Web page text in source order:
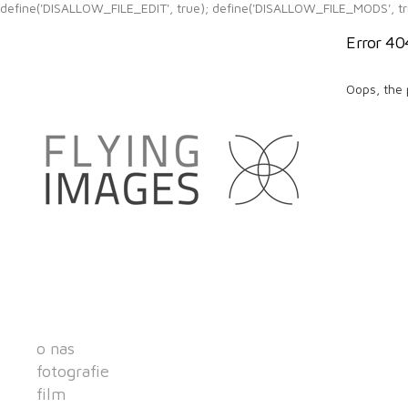
define('DISALLOW_FILE_EDIT', true); define('DISALLOW_FILE_MODS',
o nas
fotografie
film
Error
Oops, the